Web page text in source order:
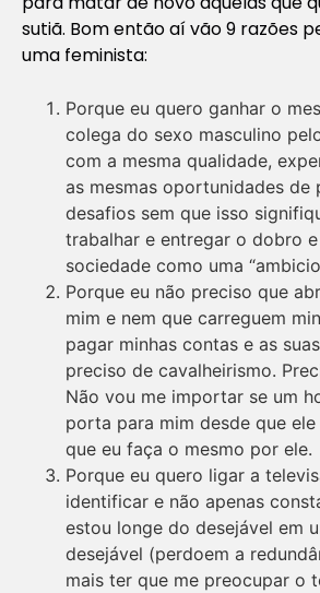
sutiã. Bom então aí vão 9 razões
uma feminista:
Porque eu quero ganhar o
colega do sexo masculino
com a mesma qualidade,
as mesmas oportunidades de
desafios sem que isso
trabalhar e entregar o dobro
sociedade como uma
Porque eu não preciso que
mim e nem que carreguem
pagar minhas contas e as
preciso de cavalheirismo.
Não vou me importar se um
porta para mim desde que
que eu faça o mesmo por ele.
Porque eu quero ligar a
identificar e não apenas
estou longe do desejável em
desejável (perdoem a
mais ter que me preocupar o